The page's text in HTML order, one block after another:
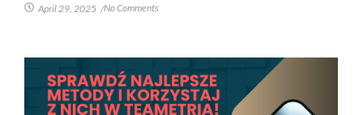
April 29, 2025 /No Comments